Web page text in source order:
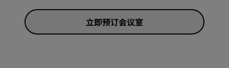
立即预订会议室